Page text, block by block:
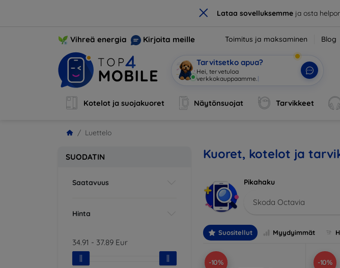
× Lataa sovelluksemmeja osta
Vihreä energia Kirjoita meille Toimitus ja maksaminen Blog
Tarvitsetko apua?
|
Kotelot ja suojakuoret Näytönsuojat Tarvikkeet
Luettelo
SUODATIN
Saatavuus
Hinta
34.91 - 37.89 Eur
Kuoret, kotelot ja
Pikahaku
Skoda Octavia
Suositellut Myydyimmät
-10% -10%